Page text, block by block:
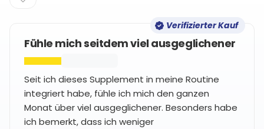
Verifizierter Kauf
Fühle mich seitdem viel ausgeglichener
Seit ich dieses Supplement in meine Routine
integriert habe, fühle ich mich den ganzen
Monat über viel ausgeglichener. Besonders habe
ich bemerkt, dass ich weniger